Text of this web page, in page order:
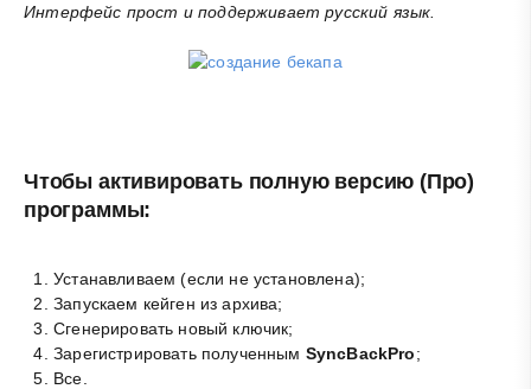
Интерфейс прост и поддерживает русский язык.
Чтобы активировать полную версию (Про)
программы:
Устанавливаем (если не установлена);
Запускаем кейген из архива;
Сгенерировать новый ключик;
Зарегистрировать полученным SyncBackPro;
Все.